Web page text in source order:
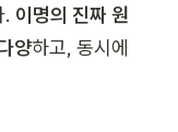
. 이명의 진짜 원
양